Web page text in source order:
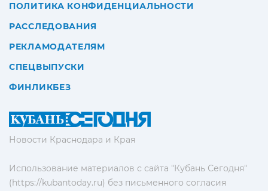
Новости Краснодара и Края
Использование материалов с сайта "Кубань Сегодня"
(https://kubantoday.ru) без письменного согласия
ПОЛИТИКА КОНФИДЕНЦИАЛЬНОСТИ
РАССЛЕДОВАНИЯ
РЕКЛАМОДАТЕЛЯМ
СПЕЦВЫПУСКИ
ФИНЛИКБЕЗ